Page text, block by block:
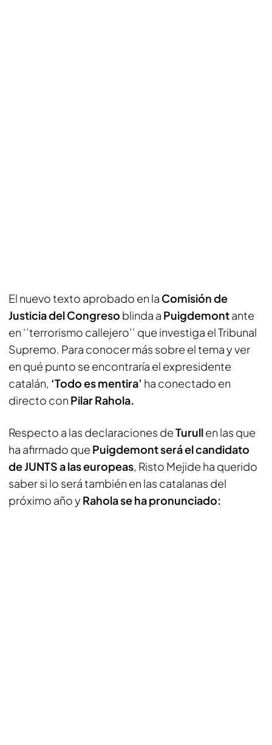
El nuevo texto aprobado en la Comisión de
Justicia del Congreso blinda a Puigdemontante
en ‘’terrorismo callejero’’ que investiga el Tribunal
Supremo. Para conocer más sobre el tema y ver
en qué punto se encontraría el expresidente
catalán, ‘Todo es mentira’ ha conectado en
directo con Pilar Rahola.
Respecto a las declaraciones deTurullen las que
ha afirmado que Puigdemont será el candidato
de JUNTS a las europeas, Risto Mejide ha querido
saber si lo será también en las catalanas del
próximo año y Rahola se ha pronunciado: